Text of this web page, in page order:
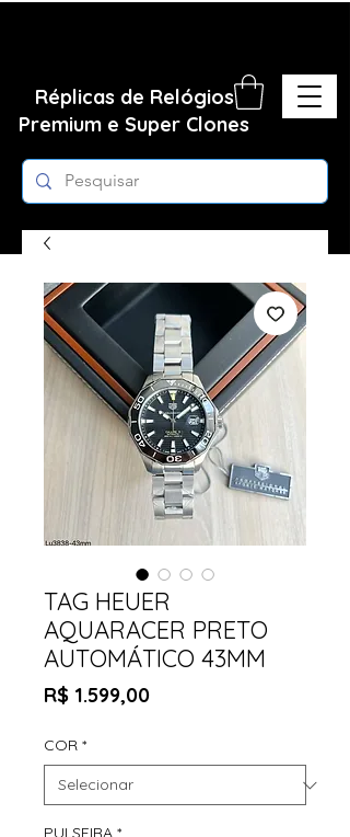
Réplicas de Relógios
Premium e Super Clones
TAG HEUER
AQUARACER PRETO
AUTOMÁTICO 43MM
R$ 1.599,00Preço
COR *
PULSEIRA *